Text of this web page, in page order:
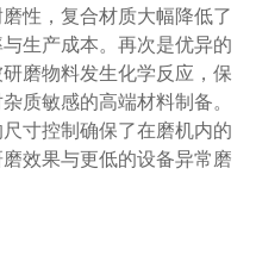
性，复合材质大幅降低了
生产成本。再次是优异的
磨物料发生化学反应，保
质敏感的高端材料制备。
寸控制确保了在磨机内的
效果与更低的设备异常磨